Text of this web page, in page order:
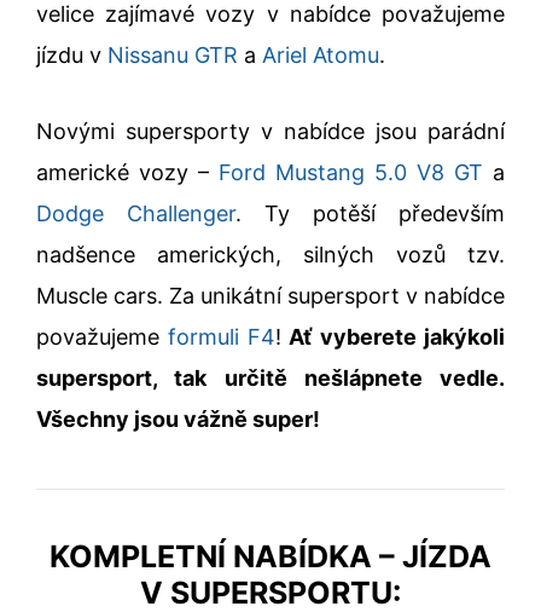
velice zajímavé vozy v nabídce považujeme
jízdu v Nissanu GTR a Ariel Atomu.
Novými supersporty v nabídce jsou parádní
americké vozy – Ford Mustang 5.0 V8 GT a
Dodge Challenger. Ty potěší především
nadšence amerických, silných vozů tzv.
Muscle cars. Za unikátní supersport v nabídce
považujeme formuli F4! Ať vyberete jakýkoli
supersport, tak určitě nešlápnete vedle.
Všechny jsou vážně super!
KOMPLETNÍ NABÍDKA – JÍZDA
V SUPERSPORTU: